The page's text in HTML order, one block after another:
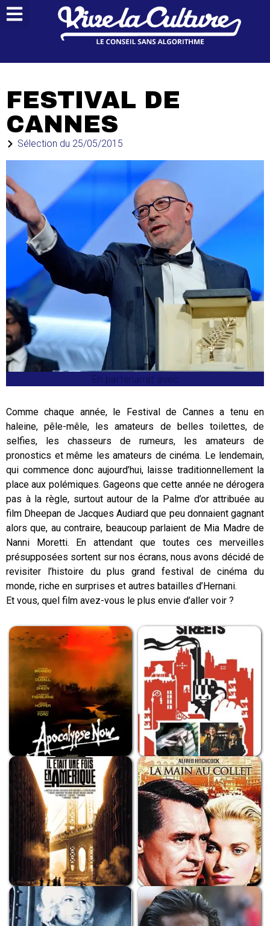
FESTIVAL DE
CANNES
Sélection du 25/05/2015
En partenariat avec
Comme chaque année, le Festival de Cannes a tenu en
haleine, pêle-mêle, les amateurs de belles toilettes, de
selfies, les chasseurs de rumeurs, les amateurs de
pronostics et même les amateurs de cinéma. Le lendemain,
qui commence donc aujourd’hui, laisse traditionnellement la
place aux polémiques. Gageons que cette année ne dérogera
pas à la règle, surtout autour de la Palme d’or attribuée au
film Dheepan de Jacques Audiard que peu donnaient gagnant
alors que, au contraire, beaucoup parlaient de Mia Madre de
Nanni Moretti. En attendant que toutes ces merveilles
présupposées sortent sur nos écrans, nous avons décidé de
revisiter l’histoire du plus grand festival de cinéma du
monde, riche en surprises et autres batailles d’Hernani.
Et vous, quel film avez-vous le plus envie d’aller voir ?